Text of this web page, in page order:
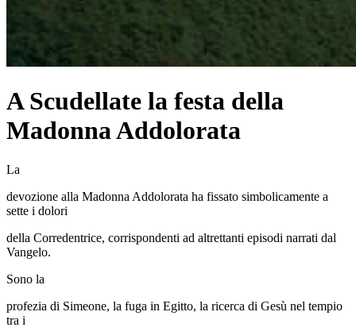
A Scudellate la festa della
Madonna Addolorata
La
devozione alla Madonna Addolorata ha fissato simbolicamente a
sette i dolori
della Corredentrice, corrispondenti ad altrettanti episodi narrati dal
Vangelo.
Sono la
profezia di Simeone, la fuga in Egitto, la ricerca di Gesù nel tempio
tra i